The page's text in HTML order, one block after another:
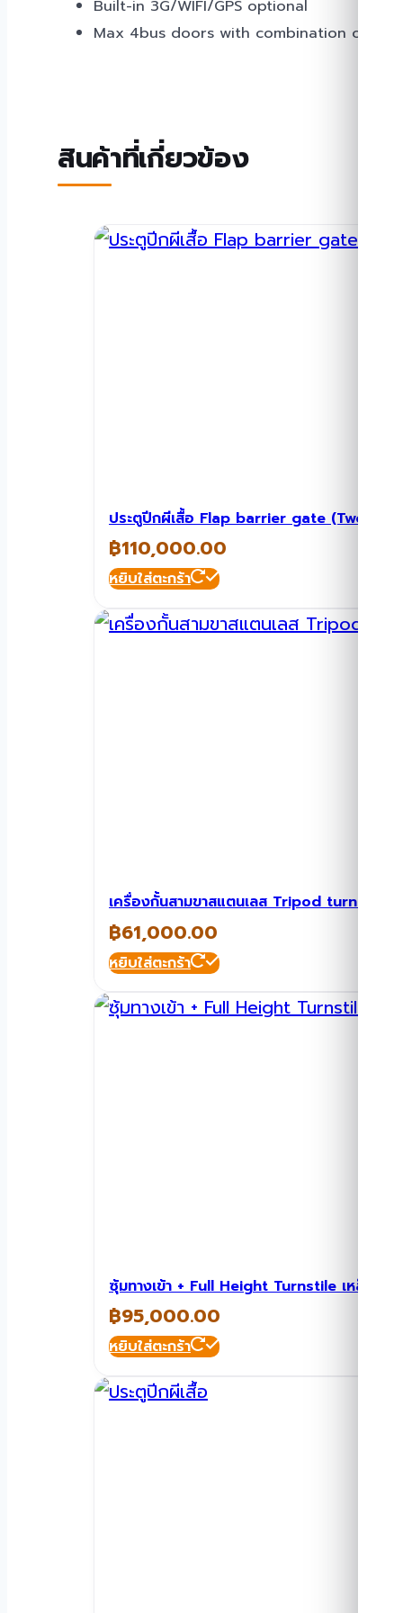
Built-in 3G/WIFI/GPS optional
Max 4bus doors with combination of
สินค้าที่เกี่ยวข้อง
ประตูปีกผีเสื้อ Flap barrier gate (Two
฿110,000.00
หยิบใส่ตะกร้า
เครื่องกั้นสามขาสแตนเลส Tripod turnstile (
฿61,000.00
หยิบใส่ตะกร้า
ซุ้มทางเข้า + Full Height Turnstile เหล็ก TS-
฿95,000.00
หยิบใส่ตะกร้า